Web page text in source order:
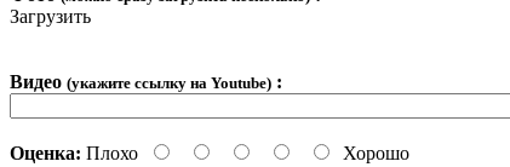
Загрузить
Видео (укажите ссылку на Youtube) :
Оценка: Плохо Хорошо